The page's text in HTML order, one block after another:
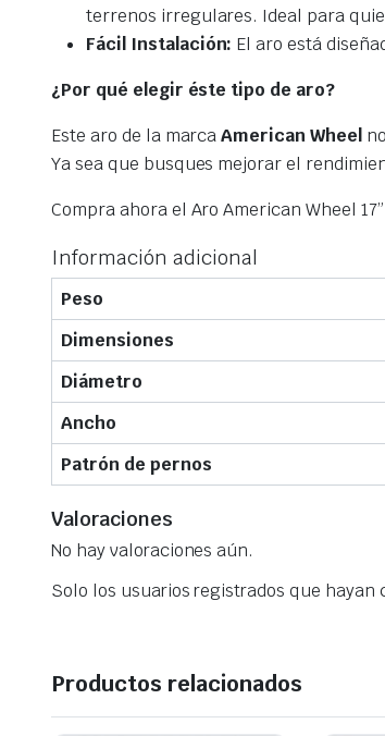
terrenos irregulares. Ideal para
Fácil Instalación: El aro está
¿Por qué elegir éste tipo de aro?
Este aro de la marcaAmerican Wheel
Ya sea que busques mejorar el
Compra ahora el Aro American Wheel
Información adicional
Peso
Dimensiones
Diámetro
Ancho
Patrón de pernos
Valoraciones
No hay valoraciones aún.
Solo los usuarios registrados que
Productos relacionados